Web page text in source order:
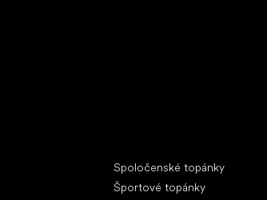
Spoločenské topánky
Športové topánky